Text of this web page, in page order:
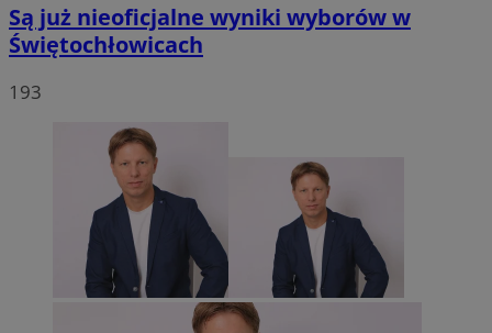
Są już nieoficjalne wyniki wyborów w
Świętochłowicach
193